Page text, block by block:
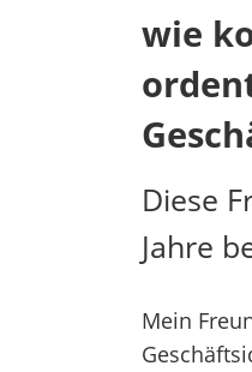
wie
Diese
Jahre
Mein